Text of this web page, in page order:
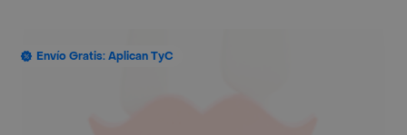
Envío Gratis: Aplican TyC